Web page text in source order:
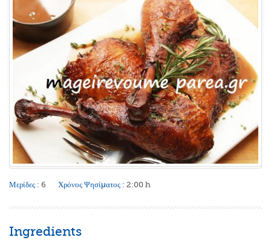
Μερίδες : 6 Χρόνος Ψησίματος : 2:00 h
Ingredients